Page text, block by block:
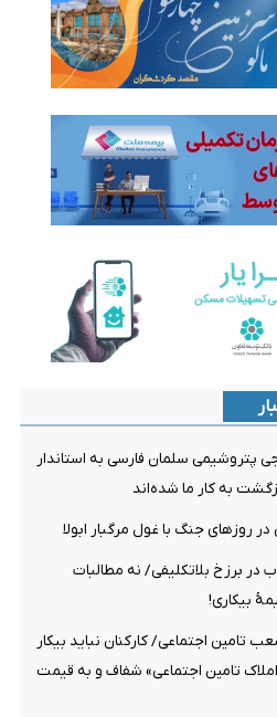
پتروشیمی سلمان فارسی به استاندار
به کار ما شده‌اند
روزهای جنگ با غول مرگبار ابولا
در برزخ بلاتکلیفی/ نه مطالبات
بیکاری!
تامین اجتماعی/ کارکنان نباید بیکار
تامین اجتماعی» شفاف و به قیمت